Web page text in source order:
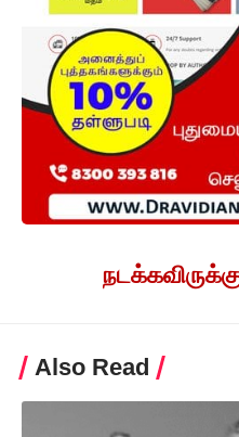
Also Read